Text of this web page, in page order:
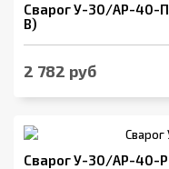
Сварог У-30/АР-40-
В)
2 782 руб
Сварог У-30/АР-40-Р